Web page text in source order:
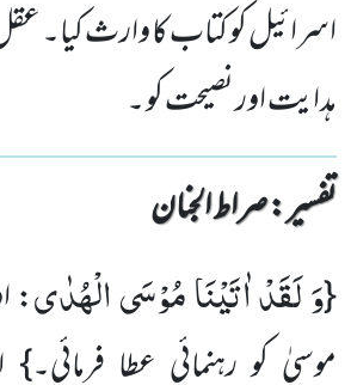
اسرائیل کو کتاب کا وارث کیا۔
ہدایت اور نصیحت کو ۔
تفسیر : ‎صراط الجنان
{وَ لَقَدْ اٰتَیْنَا مُوْسَى الْهُدٰى:
موسیٰ کو رہنمائی عطا